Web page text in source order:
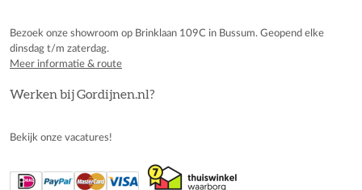
Bezoek onze showroom op Brinklaan 109C in Bussum. Geopend elke
dinsdag t/m zaterdag.
Meer informatie & route
Werken bij Gordijnen.nl?
Bekijk onze vacatures!